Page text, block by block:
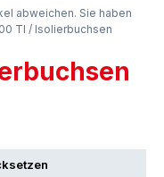
abweichen. Sie haben
TI / Isolierbuchsen